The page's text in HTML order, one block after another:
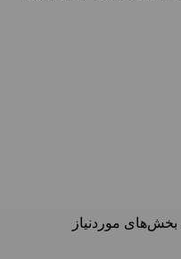
بخش‌های موردنیاز